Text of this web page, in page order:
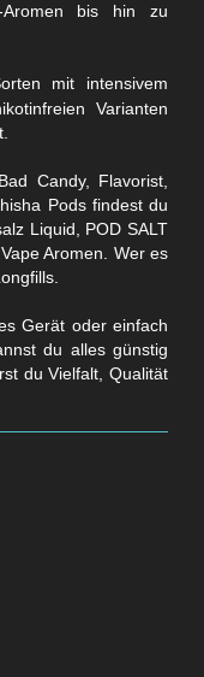
Aromen bis hin zu
mit intensivem
Varianten
Candy, Flavorist,
Pods findest du
Liquid, POD SALT
Aromen. Wer es
Gerät oder einfach
du alles günstig
du Vielfalt, Qualität